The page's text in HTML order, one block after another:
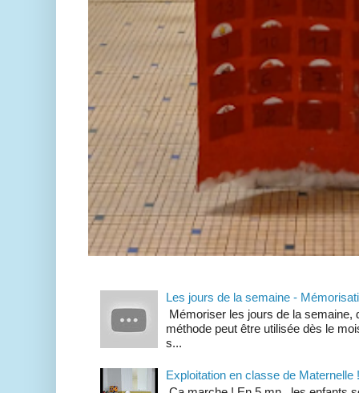
Les jours de la semaine -
Mémoriser les jours de la semaine,
méthode peut être utilisée dès le
s...
Exploitation en classe de Maternelle !